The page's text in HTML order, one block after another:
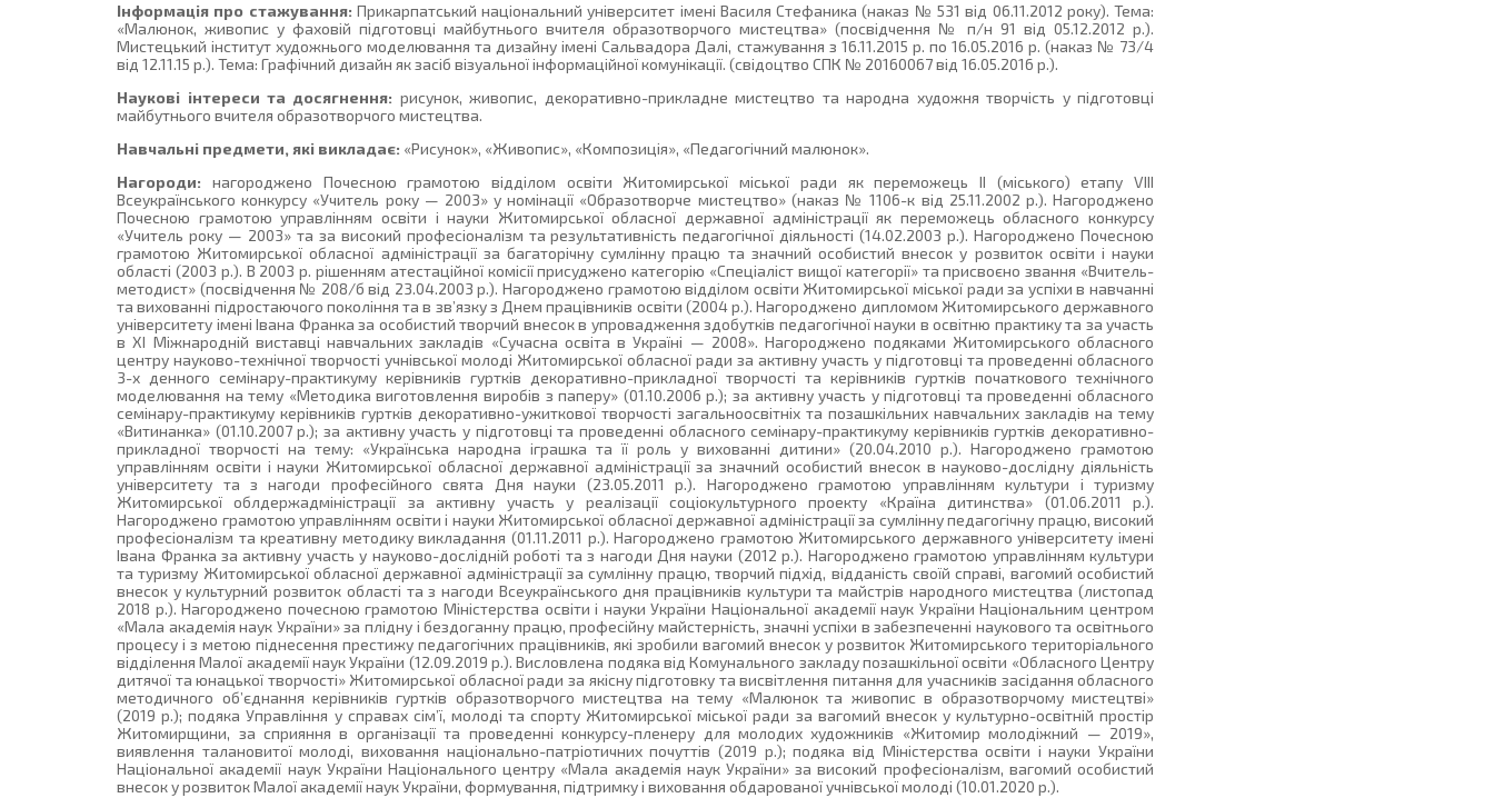
Інформація про стажування: Прикарпатський національний університет імені Василя Стефаника (наказ № 531 від 06.11.2012 року). Тема:
«Малюнок, живопис у фаховій підготовці майбутнього вчителя образотворчого мистецтва» (посвідчення № п/н 91 від 05.12.2012 р.).
Мистецький інститут художнього моделювання та дизайну імені Сальвадора Далі, стажування з 16.11.2015 р. по 16.05.2016 р. (наказ № 73/4
від 12.11.15 р.). Тема: Графічний дизайн як засіб візуальної інформаційної комунікації. (свідоцтво СПК № 20160067 від 16.05.2016 р.).
Наукові інтереси та досягнення: рисунок, живопис, декоративно-прикладне мистецтво та народна художня творчість у підготовці
майбутнього вчителя образотворчого мистецтва.
Навчальні предмети, які викладає: «Рисунок», «Живопис», «Композиція», «Педагогічний малюнок».
Нагороди: нагороджено Почесною грамотою відділом освіти Житомирської міської ради як переможець ІІ (міського) етапу VІІІ
Всеукраїнського конкурсу «Учитель року — 2003» у номінації «Образотворче мистецтво» (наказ № 1106-к від 25.11.2002 р.). Нагороджено
Почесною грамотою управлінням освіти і науки Житомирської обласної державної адміністрації як переможець обласного конкурсу
«Учитель року — 2003» та за високий професіоналізм та результативність педагогічної діяльності (14.02.2003 р.). Нагороджено Почесною
грамотою Житомирської обласної адміністрації за багаторічну сумлінну працю та значний особистий внесок у розвиток освіти і науки
області (2003 р.). В 2003 р. рішенням атестаційної комісії присуджено категорію «Спеціаліст вищої категорії» та присвоєно звання «Вчитель-
методист» (посвідчення № 208/б від 23.04.2003 р.). Нагороджено грамотою відділом освіти Житомирської міської ради за успіхи в навчанні
та вихованні підростаючого покоління та в зв’язку з Днем працівників освіти (2004 р.). Нагороджено дипломом Житомирського державного
університету імені Івана Франка за особистий творчий внесок в упровадження здобутків педагогічної науки в освітню практику та за участь
в XI Міжнародній виставці навчальних закладів «Сучасна освіта в Україні — 2008». Нагороджено подяками Житомирського обласного
центру науково-технічної творчості учнівської молоді Житомирської обласної ради за активну участь у підготовці та проведенні обласного
3-х денного семінару-практикуму керівників гуртків декоративно-прикладної творчості та керівників гуртків початкового технічного
моделювання на тему «Методика виготовлення виробів з паперу» (01.10.2006 р.); за активну участь у підготовці та проведенні обласного
семінару-практикуму керівників гуртків декоративно-ужиткової творчості загальноосвітніх та позашкільних навчальних закладів на тему
«Витинанка» (01.10.2007 р.); за активну участь у підготовці та проведенні обласного семінару-практикуму керівників гуртків декоративно-
прикладної творчості на тему: «Українська народна іграшка та її роль у вихованні дитини» (20.04.2010 р.). Нагороджено грамотою
управлінням освіти і науки Житомирської обласної державної адміністрації за значний особистий внесок в науково-дослідну діяльність
університету та з нагоди професійного свята Дня науки (23.05.2011 р.). Нагороджено грамотою управлінням культури і туризму
Житомирської облдержадміністрації за активну участь у реалізації соціокультурного проекту «Країна дитинства» (01.06.2011 р.).
Нагороджено грамотою управлінням освіти і науки Житомирської обласної державної адміністрації за сумлінну педагогічну працю, високий
професіоналізм та креативну методику викладання (01.11.2011 р.). Нагороджено грамотою Житомирського державного університету імені
Івана Франка за активну участь у науково-дослідній роботі та з нагоди Дня науки (2012 р.). Нагороджено грамотою управлінням культури
та туризму Житомирської обласної державної адміністрації за сумлінну працю, творчий підхід, відданість своїй справі, вагомий особистий
внесок у культурний розвиток області та з нагоди Всеукраїнського дня працівників культури та майстрів народного мистецтва (листопад
2018 р.). Нагороджено почесною грамотою Міністерства освіти і науки України Національної академії наук України Національним центром
«Мала академія наук України» за плідну і бездоганну працю, професійну майстерність, значні успіхи в забезпеченні наукового та освітнього
процесу і з метою піднесення престижу педагогічних працівників, які зробили вагомий внесок у розвиток Житомирського територіального
відділення Малої академії наук України (12.09.2019 р.). Висловлена подяка від Комунального закладу позашкільної освіти «Обласного Центру
дитячої та юнацької творчості» Житомирської обласної ради за якісну підготовку та висвітлення питання для учасників засідання обласного
методичного об’єднання керівників гуртків образотворчого мистецтва на тему «Малюнок та живопис в образотворчому мистецтві»
(2019 р.); подяка Управління у справах сім’ї, молоді та спорту Житомирської міської ради за вагомий внесок у культурно-освітній простір
Житомирщини, за сприяння в організації та проведенні конкурсу-пленеру для молодих художників «Житомир молодіжний — 2019»,
виявлення талановитої молоді, виховання національно-патріотичних почуттів (2019 р.); подяка від Міністерства освіти і науки України
Національної академії наук України Національного центру «Мала академія наук України» за високий професіоналізм, вагомий особистий
внесок у розвиток Малої академії наук України, формування, підтримку і виховання обдарованої учнівської молоді (10.01.2020 р.).